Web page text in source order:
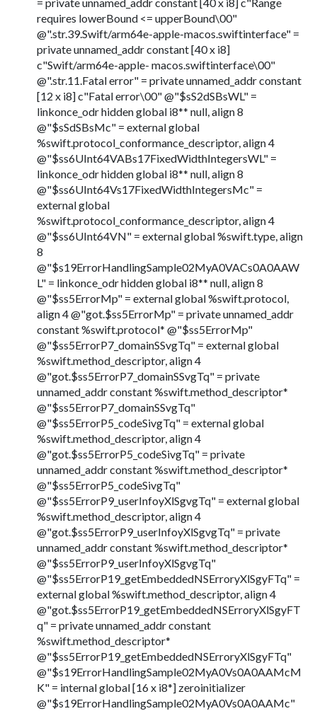
requires lowerBound <= upperBound\00"
@".str.39.Swift/arm64e-apple-macos.swiftinterface" =
private unnamed_addr constant [40 x i8]
c"Swift/arm64e-apple- macos.swiftinterface\00"
@".str.11.Fatal error" = private unnamed_addr constant
[12 x i8] c"Fatal error\00" @"$sS2dSBsWL" =
linkonce_odr hidden global i8** null, align 8
@"$sSdSBsMc" = external global
%swift.protocol_conformance_descriptor, align 4
@"$ss6UInt64VABs17FixedWidthIntegersWL" =
linkonce_odr hidden global i8** null, align 8
@"$ss6UInt64Vs17FixedWidthIntegersMc" =
external global
%swift.protocol_conformance_descriptor, align 4
@"$ss6UInt64VN" = external global %swift.type, align
8
@"$s19ErrorHandlingSample02MyA0VACs0A0AAW
L" = linkonce_odr hidden global i8** null, align 8
@"$ss5ErrorMp" = external global %swift.protocol,
align 4 @"got.$ss5ErrorMp" = private unnamed_addr
constant %swift.protocol* @"$ss5ErrorMp"
@"$ss5ErrorP7_domainSSvgTq" = external global
%swift.method_descriptor, align 4
@"got.$ss5ErrorP7_domainSSvgTq" = private
unnamed_addr constant %swift.method_descriptor*
@"$ss5ErrorP7_domainSSvgTq"
@"$ss5ErrorP5_codeSivgTq" = external global
%swift.method_descriptor, align 4
@"got.$ss5ErrorP5_codeSivgTq" = private
unnamed_addr constant %swift.method_descriptor*
@"$ss5ErrorP5_codeSivgTq"
@"$ss5ErrorP9_userInfoyXlSgvgTq" = external global
%swift.method_descriptor, align 4
@"got.$ss5ErrorP9_userInfoyXlSgvgTq" = private
unnamed_addr constant %swift.method_descriptor*
@"$ss5ErrorP9_userInfoyXlSgvgTq"
@"$ss5ErrorP19_getEmbeddedNSErroryXlSgyFTq" =
external global %swift.method_descriptor, align 4
@"got.$ss5ErrorP19_getEmbeddedNSErroryXlSgyFT
q" = private unnamed_addr constant
%swift.method_descriptor*
@"$ss5ErrorP19_getEmbeddedNSErroryXlSgyFTq"
@"$s19ErrorHandlingSample02MyA0Vs0A0AAMcM
K" = internal global [16 x i8*] zeroinitializer
@"$s19ErrorHandlingSample02MyA0Vs0A0AAMc"